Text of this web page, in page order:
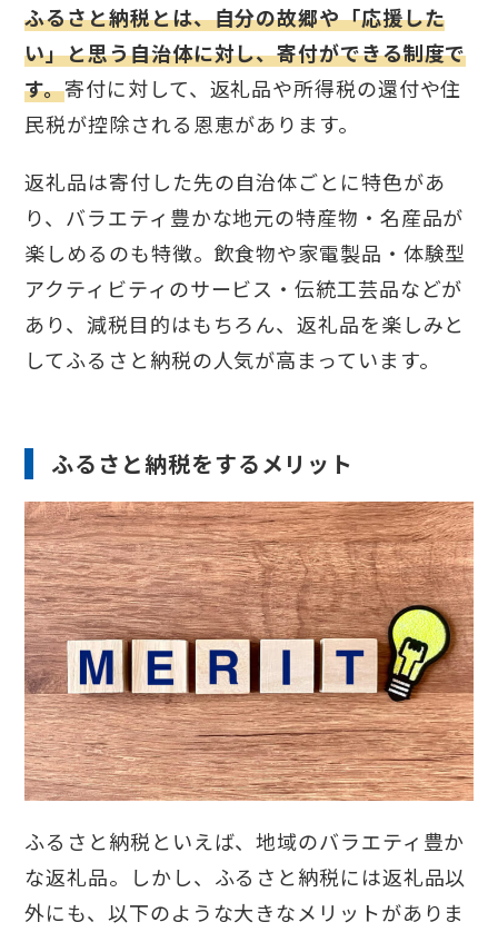
ふるさと納税とは、自分の故郷や「応援した
い」と思う自治体に対し、寄付ができる制度で
す。寄付に対して、返礼品や所得税の還付や住
民税が控除される 恩恵があります。
返礼品は寄付した先の自治体ごとに特色があ
り、 バラエティ豊かな地元の特産物・名産品が
楽しめるのも特徴。 飲食物や家電製品・体験型
アクティビティのサービス・伝統工芸品などが
あり、減税目的はもちろん、返礼品を楽しみと
してふるさと納税の人気が高まっています。
ふるさと納税をするメリット
ふるさと納税といえば、地域のバラエティ豊か
な返礼品。しかし、ふるさと納税には返礼品以
外にも、以下のような大きなメリットがありま